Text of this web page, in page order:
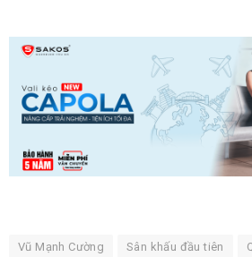
Vũ Mạnh Cường Sân khấu đầu tiên